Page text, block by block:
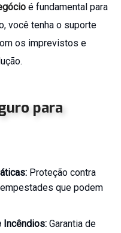
é fundamental para
você tenha o suporte
os imprevistos e
para
Proteção contra
que podem
Incêndios: Garantia de